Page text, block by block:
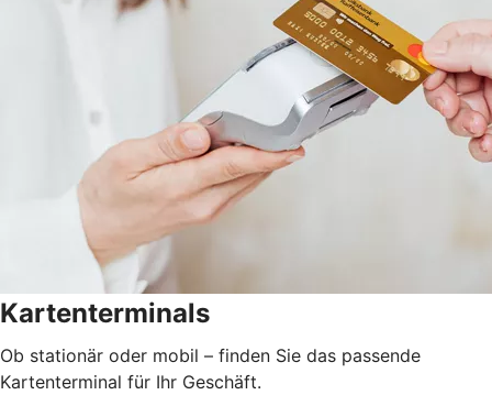
Kartenterminals
Ob stationär oder mobil – finden Sie das passende
Kartenterminal für Ihr Geschäft.